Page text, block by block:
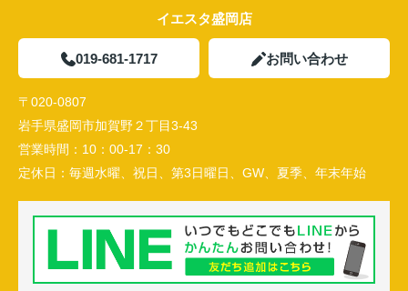
イエスタ盛岡店
019-681-1717 お問い合わせ
〒020-0807
岩手県盛岡市加賀野２丁目3-43
営業時間： 10：00-17：30
定休日： 毎週水曜、祝日、第3日曜日、GW、夏季、年末年始